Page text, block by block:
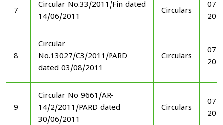
7
Circular No.33/2011/Fin dated
14/06/2011
Circulars
07-
8
Circular
No.13027/C3/2011/PARD
dated 03/08/2011
Circulars
07-
9
Circular No 9661/AR-
14/2/2011/PARD dated
30/06/2011
Circulars
07-